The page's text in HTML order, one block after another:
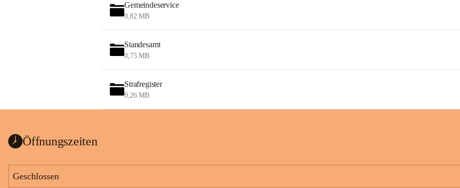
Gemeindeservice
0,82 MB
Standesamt
0,75 MB
Strafregister
0,26 MB
Öffnungszeiten
Geschlossen